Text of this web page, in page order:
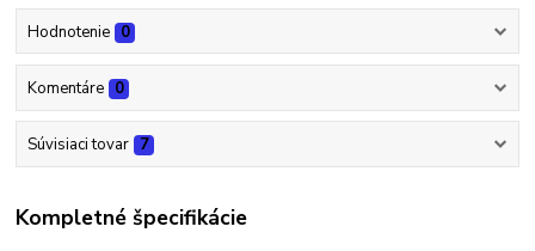
Hodnotenie 0
Komentáre 0
Súvisiaci tovar 7
Kompletné špecifikácie